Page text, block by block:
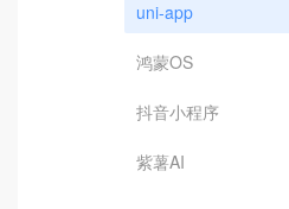
uni-app
鸿蒙OS
抖音小程序
紫薯AI